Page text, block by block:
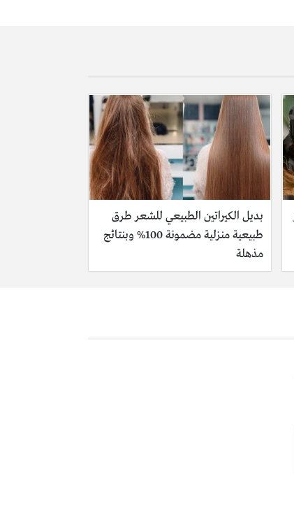
بديل الكيراتين الطبيعي للشعر طرق
طبيعية منزلية مضمونة 100% وبنتائج
مذهلة